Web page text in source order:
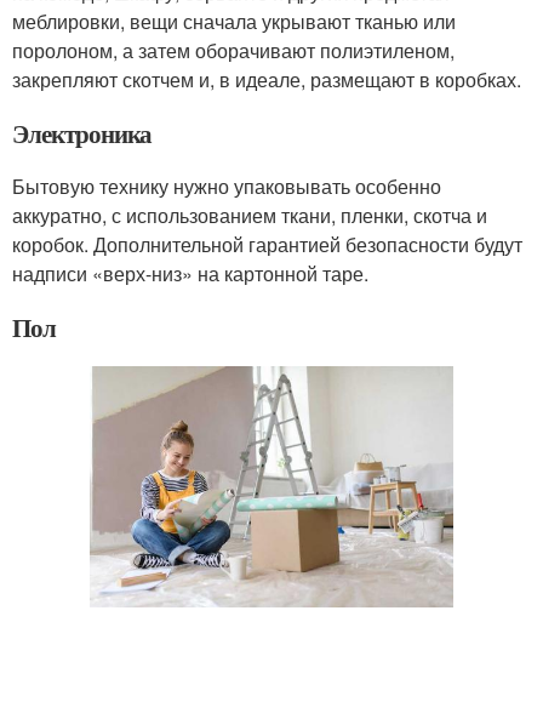
меблировки, вещи сначала укрывают тканью или
поролоном, а затем оборачивают полиэтиленом,
закрепляют скотчем и, в идеале, размещают в коробках.
Электроника
Бытовую технику нужно упаковывать особенно
аккуратно, с использованием ткани, пленки, скотча и
коробок. Дополнительной гарантией безопасности будут
надписи «верх-низ» на картонной таре.
Пол